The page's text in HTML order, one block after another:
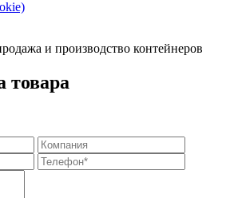
и производство контейнеров
товара